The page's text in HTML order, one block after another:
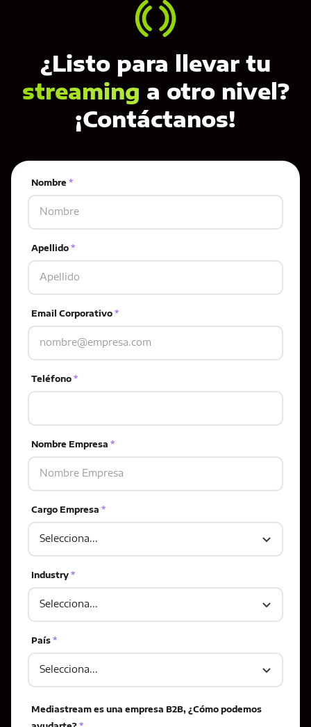
¿Listo para llevar tu
streaming a otro nivel?
¡Contáctanos!
Nombre *
Apellido *
Email Corporativo *
Teléfono *
Nombre Empresa *
Cargo Empresa *
Industry *
País *
Mediastream es una empresa B2B, ¿Cómo podemos